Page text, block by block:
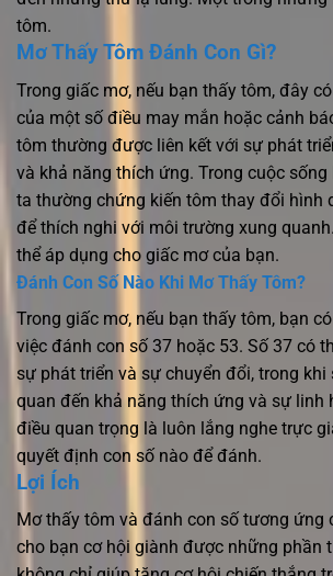
tôm.
Mơ Thấy Tôm Đánh Con Gì?
Trong giấc mơ, nếu bạn thấy tôm, đây
của một số điều may mắn hoặc cảnh
tôm thường được liên kết với sự phát
và khả năng thích ứng. Trong cuộc sống
ta thường chứng kiến tôm thay đổi hình
để thích nghi với môi trường xung
thể áp dụng cho giấc mơ của bạn.
Đánh Con Số Nào Khi Mơ Thấy Tôm?
Trong giấc mơ, nếu bạn thấy tôm, bạn
việc đánh con số 37 hoặc 53. Số 37 có
sự phát triển và sự chuyển đổi, trong khi
quan đến khả năng thích ứng và sự linh
điều quan trọng là luôn lắng nghe trực
quyết định con số nào để đánh.
Lợi Ích
Mơ thấy tôm và đánh con số tương ứng
cho bạn cơ hội giành được những phần